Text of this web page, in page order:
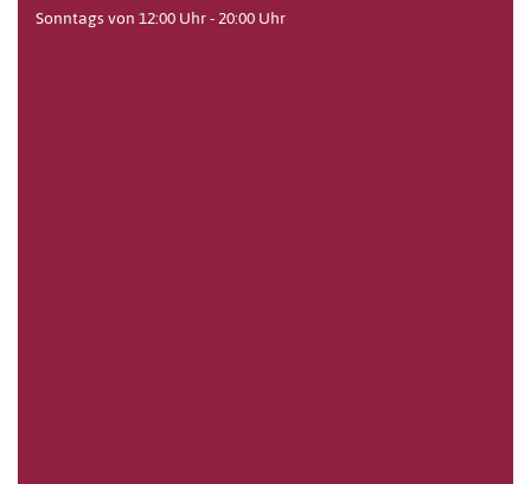
Sonntags von 12:00 Uhr - 20:00 Uhr